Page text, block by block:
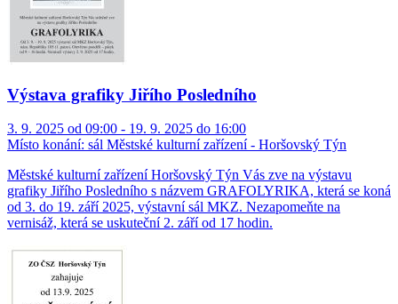
Výstava grafiky Jiřího Posledního
3. 9. 2025 od 09:00 - 19. 9. 2025 do 16:00
Místo konání: sál Městské kulturní zařízení - Horšovský Týn
Městské kulturní zařízení Horšovský Týn Vás zve na výstavu
grafiky Jiřího Posledního s názvem GRAFOLYRIKA, která se koná
od 3. do 19. září 2025, výstavní sál MKZ. Nezapomeňte na
vernisáž, která se uskuteční 2. září od 17 hodin.